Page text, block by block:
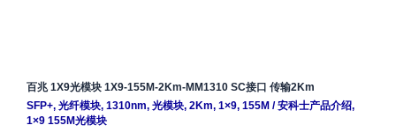
百兆 1X9光模块 1X9-155M-2Km-MM1310 SC接口 传输2Km
SFP+, 光纤模块, 1310nm, 光模块, 2Km, 1×9, 155M /安科士产品介绍,
1×9 155M光模块